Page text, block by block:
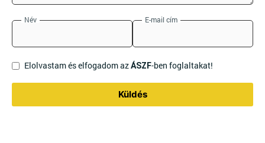
Név E-mail cím
Elolvastam és elfogadom azÁSZF-ben foglaltakat!
Küldés